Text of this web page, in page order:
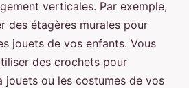
verticales. Par exemple,
des étagères murales pour
jouets de vos enfants. Vous
des crochets pour
jouets ou les costumes de vos